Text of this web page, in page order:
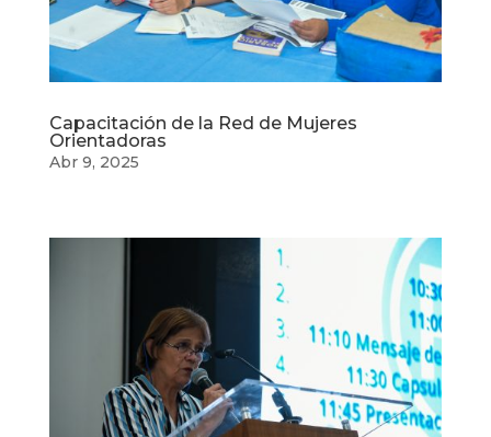
Capacitación de la Red de Mujeres
Orientadoras
Abr 9, 2025